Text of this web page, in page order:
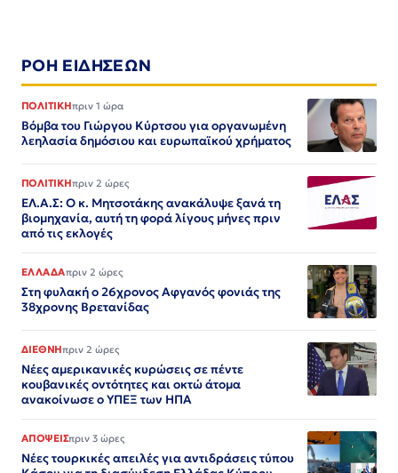
ΡΟΗ ΕΙΔΗΣΕΩΝ
ΠΟΛΙΤΙΚΗπριν 1 ώρα
Βόμβα του Γιώργου Κύρτσου για οργανωμένη
λεηλασία δημόσιου και ευρωπαϊκού χρήματος
ΠΟΛΙΤΙΚΗπριν 2 ώρες
ΕΛ.Α.Σ: Ο κ. Μητσοτάκης ανακάλυψε ξανά τη
βιομηχανία, αυτή τη φορά λίγους μήνες πριν
από τις εκλογές
ΕΛΛΑΔΑπριν 2 ώρες
Στη φυλακή ο 26χρονος Αφγανός φονιάς της
38χρονης Βρετανίδας
ΔΙΕΘΝΗπριν 2 ώρες
Νέες αμερικανικές κυρώσεις σε πέντε
κουβανικές οντότητες και οκτώ άτομα
ανακοίνωσε ο ΥΠΕΞ των ΗΠΑ
ΑΠΟΨΕΙΣπριν 3 ώρες
Νέες τουρκικές απειλές για αντιδράσεις τύπου